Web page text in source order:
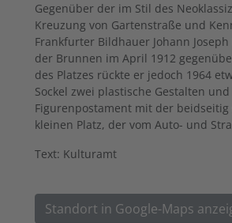
Gegenüber der im Stil des
Kreuzung von Gartenstraße und
Frankfurter Bildhauer Johann
der Brunnen im April 1912
des Platzes rückte er jedoch 1964
Sockel zwei plastische Gestalten
Figurenpostament mit der
kleinen Platz, der vom Auto- und
Text: Kulturamt
Standort in Google-Maps